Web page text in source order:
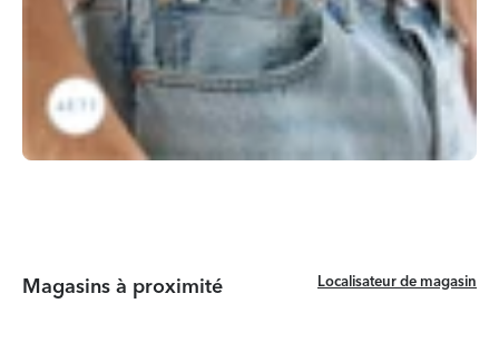
Magasins à proximité Localisateur de magasin
Localisateur de magasin